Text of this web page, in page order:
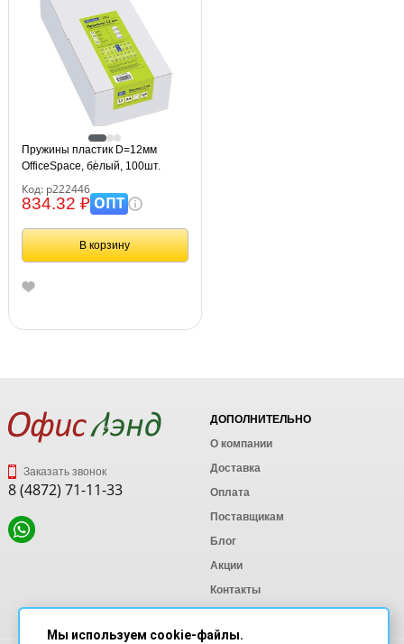
Пружины пластик D=12мм
OfficeSpace, белый, 100шт.
Код: р222446
834.32 ₽ОПТ
В корзину
Заказать звонок
8 (4872) 71-11-33
ДОПОЛНИТЕЛЬНО
О компании
Доставка
Оплата
Поставщикам
Блог
Акции
Контакты
Мы используем cookie-файлы.